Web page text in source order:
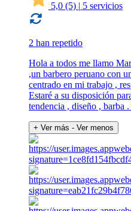
5,0 (5) | 5 servicios
2 han repetido
Hola a todos me llamo
,un barbero peruano con
centrado en mi trabajo ,
Estaré a su disposición
tendencia , diseño , barba
+ Ver más - Ver menos